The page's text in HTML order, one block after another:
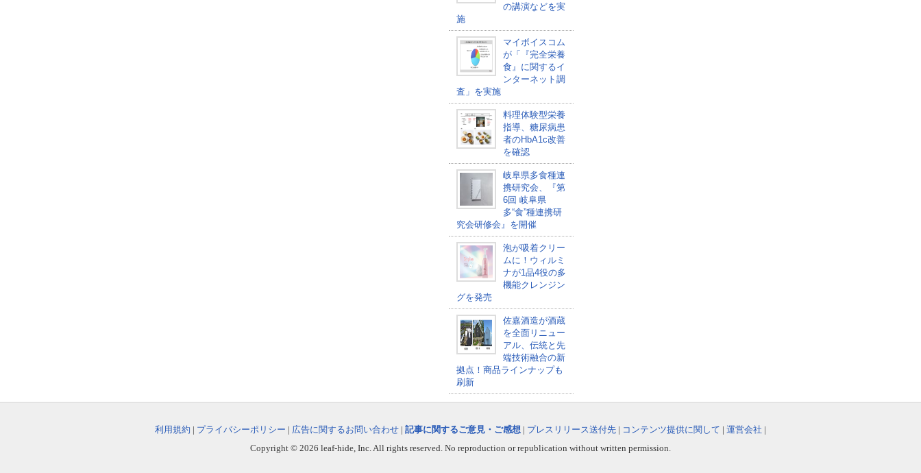
の講演などを実
施
マイボイスコム
が「『完全栄養
食』に関するイ
ンターネット調
査」を実施
料理体験型栄養
指導、糖尿病患
者のHbA1c改善
を確認
岐阜県多食種連
携研究会、『第
6回 岐阜県
多“食”種連携研
究会研修会』を開催
泡が吸着クリー
ムに！ウィルミ
ナが1品4役の多
機能クレンジン
グを発売
佐嘉酒造が酒蔵
を全面リニュー
アル、伝統と先
端技術融合の新
拠点！商品ラインナップも
刷新
利用規約 | プライバシーポリシー | 広告に関するお問い合わせ | 記事に関するご意見・ご感想 | プレスリリース送付先 | コンテンツ提供に関して | 運営会社 |
Copyright © 2026 leaf-hide, Inc. All rights reserved. No reproduction or republication without written permission.